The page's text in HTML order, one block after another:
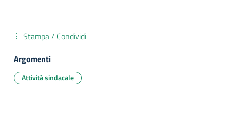
Stampa / Condividi
Argomenti
Attività sindacale